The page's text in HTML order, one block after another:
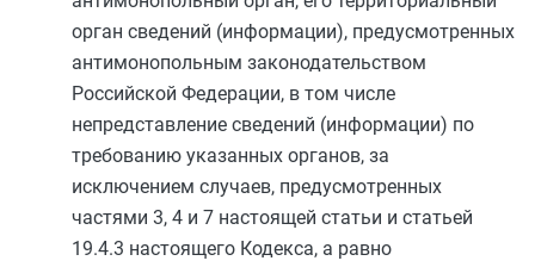
орган сведений (информации), предусмотренных
антимонопольным законодательством
Российской Федерации, в том числе
непредставление сведений (информации) по
требованию указанных органов, за
исключением случаев, предусмотренных
частями 3, 4 и 7 настоящей статьи и статьей
19.4.3 настоящего Кодекса, а равно